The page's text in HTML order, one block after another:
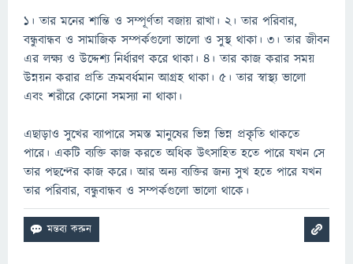
১। তার মনের শান্তি ও সম্পূর্ণতা বজায় রাখা। ২। তার পরিবার,
বন্ধুবান্ধব ও সামাজিক সম্পর্কগুলো ভালো ও সুস্থ থাকা। ৩। তার জীবন
এর লক্ষ্য ও উদ্দেশ্য নির্ধারণ করে থাকা। ৪। তার কাজ করার সময়
উন্নয়ন করার প্রতি ক্রমবর্ধমান আগ্রহ থাকা। ৫। তার স্বাস্থ্য ভালো
এবং শরীরে কোনো সমস্যা না থাকা।
এছাড়াও সুখের ব্যাপারে সমস্ত মানুষের ভিন্ন ভিন্ন প্রকৃতি থাকতে
পারে। একটি ব্যক্তি কাজ করতে অধিক উত্সাহিত হতে পারে যখন সে
তার পছন্দের কাজ করে। আর অন্য ব্যক্তির জন্য সুখ হতে পারে যখন
তার পরিবার, বন্ধুবান্ধব ও সম্পর্কগুলো ভালো থাকে।